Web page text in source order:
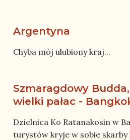
Argentyna
Chyba mój ulubiony kraj...
Szmaragdowy
wielki pałac -
Dzielnica Ko Ratanakosin w
turystów kryje w sobie